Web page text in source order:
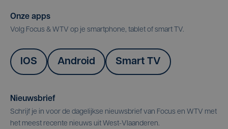
Onze apps
Volg Focus & WTV op je smartphone, tablet of smart TV.
IOS Android Smart TV
Nieuwsbrief
Schrijf je in voor de dagelijkse nieuwsbrief van Focus en WTV met
het meest recente nieuws uit West-Vlaanderen.